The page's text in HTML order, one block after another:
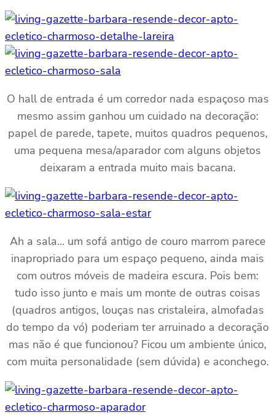
O hall de entrada é um corredor nada espaçoso mas
mesmo assim ganhou um cuidado na decoração:
papel de parede, tapete, muitos quadros pequenos,
uma pequena mesa/aparador com alguns objetos
deixaram a entrada muito mais bacana.
Ah a sala… um sofá antigo de couro marrom parece
inapropriado para um espaço pequeno, ainda mais
com outros móveis de madeira escura. Pois bem:
tudo isso junto e mais um monte de outras coisas
(quadros antigos, louças nas cristaleira, almofadas
do tempo da vó) poderiam ter arruinado a decoração
mas não é que funcionou? Ficou um ambiente único,
com muita personalidade (sem dúvida) e aconchego.